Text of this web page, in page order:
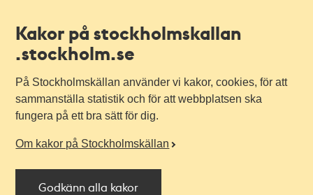
Kakor på stockholmskallan
.stockholm.se
På Stockholmskällan använder vi kakor, cookies, för att
sammanställa statistik och för att webbplatsen ska
fungera på ett bra sätt för dig.
Om kakor på Stockholmskällan
Godkänn alla kakor